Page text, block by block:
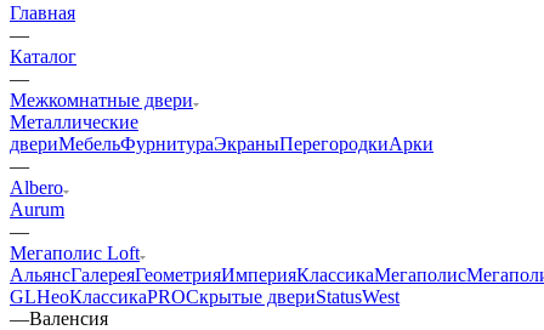
Главная
—
Каталог
—
Межкомнатные двери
Металлические
двериМебельФурнитураЭкраныПерегородкиАрки
—
Albero
Aurum
—
Мегаполис Loft
АльянсГалереяГеометрияИмперияКлассикаМегаполис
GLНеоКлассикаPROСкрытые двериStatusWest
—Валенсия